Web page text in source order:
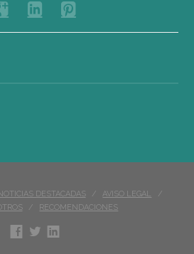
DESTACADAS
AVISO LEGAL
RECOMENDACIONES